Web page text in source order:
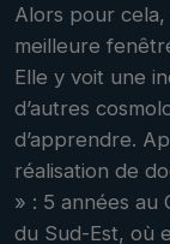
Alors pour cela,
meilleure
Elle y voit une
d’autres
d’apprendre.
réalisation de
» : 5 années au
du Sud-Est, où